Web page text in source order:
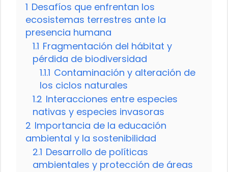
1 Desafíos que enfrentan los
ecosistemas terrestres ante la
presencia humana
1.1 Fragmentación del hábitat y
pérdida de biodiversidad
1.1.1 Contaminación y alteración de
los ciclos naturales
1.2 Interacciones entre especies
nativas y especies invasoras
2 Importancia de la educación
ambiental y la sostenibilidad
2.1 Desarrollo de políticas
ambientales y protección de áreas